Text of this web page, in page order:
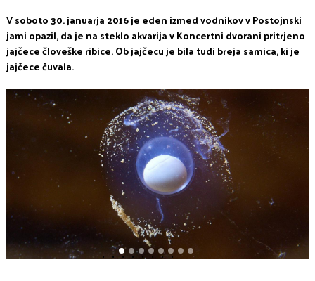
V soboto 30. januarja 2016 je eden izmed vodnikov v Postojnski
jami opazil, da je na steklo akvarija v Koncertni dvorani pritrjeno
jajčece človeške ribice. Ob jajčecu je bila tudi breja samica, ki je
jajčece čuvala.
1 2 3 4 5 6 7 8